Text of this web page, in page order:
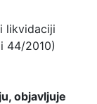
likvidaciji
44/2010)
objavljuje